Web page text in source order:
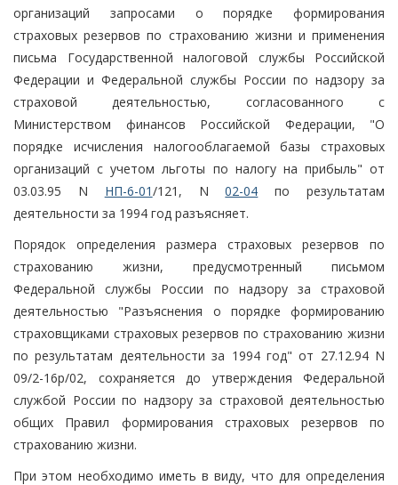
организаций запросами о порядке формирования
страховых резервов по страхованию жизни и применения
письма Государственной налоговой службы Российской
Федерации и Федеральной службы России по надзору за
страховой деятельностью, согласованного с
Министерством финансов Российской Федерации, "О
порядке исчисления налогооблагаемой базы страховых
организаций с учетом льготы по налогу на прибыль" от
03.03.95 N НП-6-01/121, N02-04 по результатам
деятельности за 1994 год разъясняет.
Порядок определения размера страховых резервов по
страхованию жизни, предусмотренный письмом
Федеральной службы России по надзору за страховой
деятельностью "Разъяснения о порядке формированию
страховщиками страховых резервов по страхованию жизни
по результатам деятельности за 1994 год" от 27.12.94 N
09/2-16р/02, сохраняется до утверждения Федеральной
службой России по надзору за страховой деятельностью
общих Правил формирования страховых резервов по
страхованию жизни.
При этом необходимо иметь в виду, что для определения